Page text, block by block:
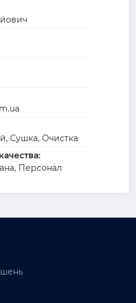
Сушка, Очистка
Персонал